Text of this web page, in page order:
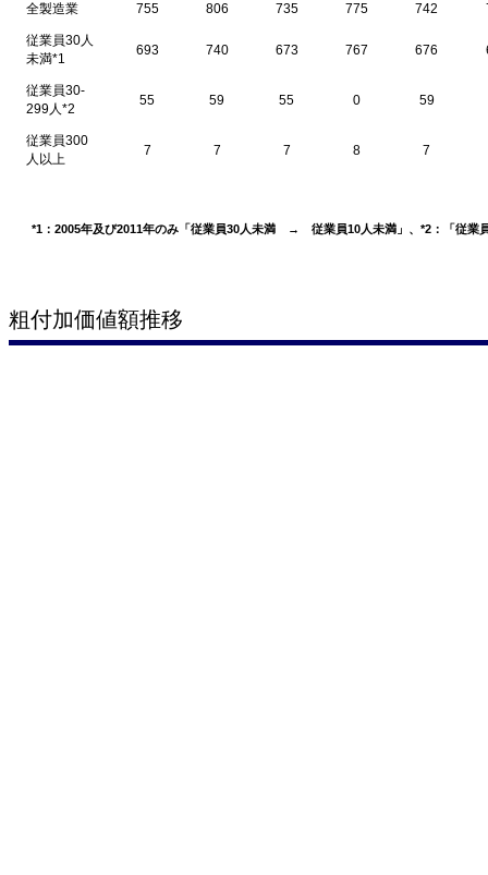
全製造業 755 806 735 775 742
従業員30人
未満*1
693 740 673 767 676
従業員30-
299人*2
55 59 55 0 59
従業員300
人以上
7 7 7 8 7
*1：2005年及び2011年のみ「従業員30人未満 → 従業員10人未満」、*2：「従
粗付加価値額推移